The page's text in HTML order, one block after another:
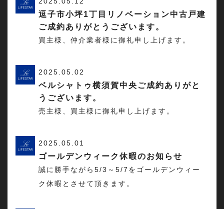
逗子市小坪1丁目リノベーション中古戸建
ご成約ありがとうございます。
買主様、仲介業者様に御礼申し上げます。
2025.05.02
ベルシャトゥ横須賀中央ご成約ありがと
うございます。
売主様、買主様に御礼申し上げます。
2025.05.01
ゴールデンウィーク休暇のお知らせ
誠に勝手ながら5/3～5/7をゴールデンウィー
ク休暇とさせて頂きます。